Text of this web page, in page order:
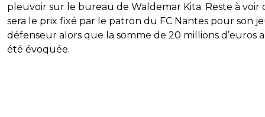
pleuvoir sur le bureau de Waldemar Kita. Reste à voir
sera le prix fixé par le patron du FC Nantes pour son
défenseur alors que la somme de 20 millions d’euros
été évoquée.